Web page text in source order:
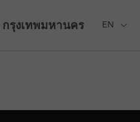
กรุงเทพมหานคร EN